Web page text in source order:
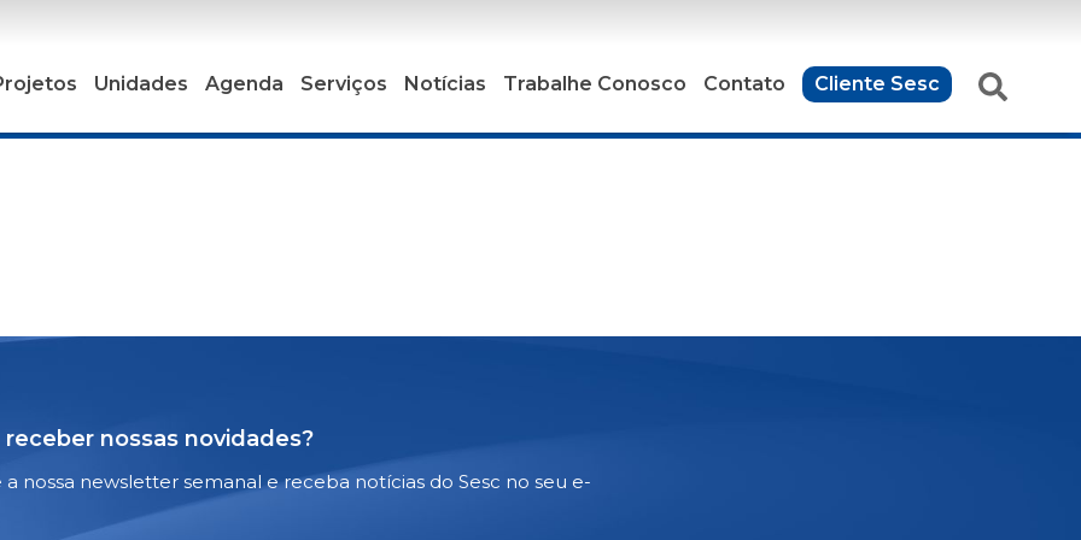
Unidades Agenda Serviços Notícias Trabalhe Conosco Contato Cliente Sesc
receber nossas novidades?
a nossa newsletter semanal e receba notícias do Sesc no seu e-